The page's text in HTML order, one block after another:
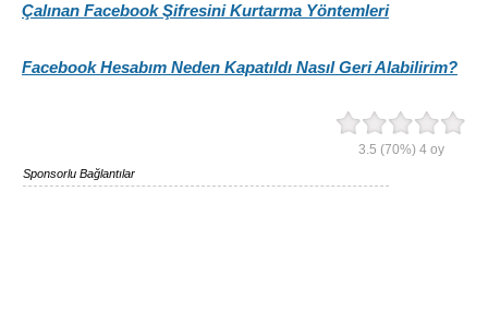
Çalınan Facebook Şifresini Kurtarma Yöntemleri
Facebook Hesabım Neden Kapatıldı Nasıl Geri Alabilirim?
3.5 (70%) 4oy
Sponsorlu Bağlantılar